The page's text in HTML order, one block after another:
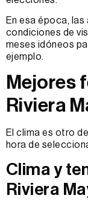
En esa época,
condiciones de
meses idóneos
ejemplo.
Mejores
Riviera
El clima es otro
hora de
Clima y
Riviera